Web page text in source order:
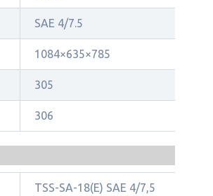
SAE 4/7.5
1084×635×785
305
306
TSS-SA-18(E) SAE 4/7,5